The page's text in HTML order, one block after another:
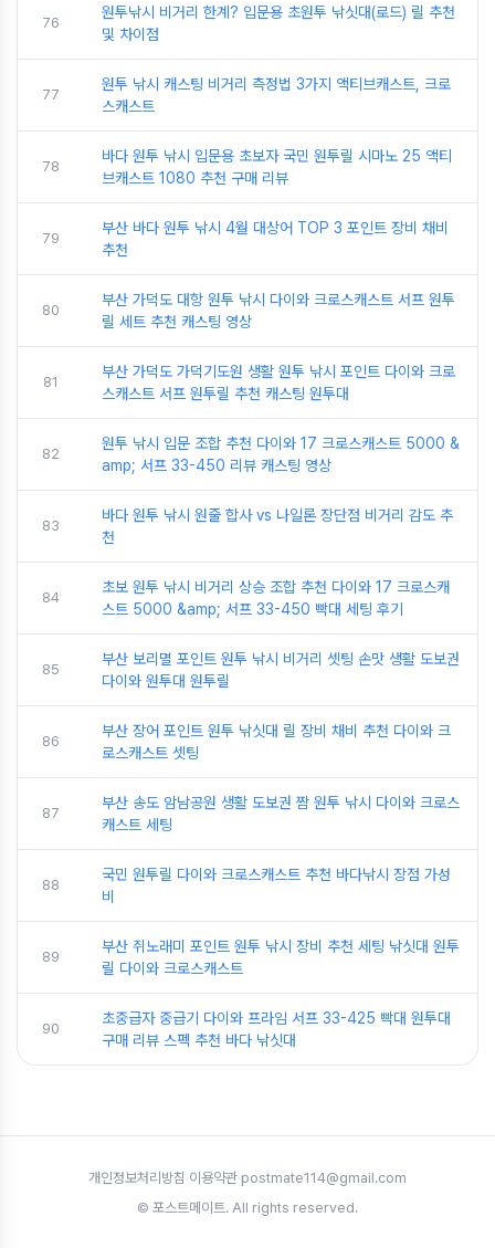
76
원투낚시 비거리 한계? 입문용 초원투 낚싯대(로드) 릴 추천
및 차이점
77
원투 낚시 캐스팅 비거리 측정법 3가지 액티브캐스트, 크로
스캐스트
78
바다 원투 낚시 입문용 초보자 국민 원투릴 시마노 25 액티
브캐스트 1080 추천 구매 리뷰
79
부산 바다 원투 낚시 4월 대상어 TOP 3 포인트 장비 채비
추천
80
부산 가덕도 대항 원투 낚시 다이와 크로스캐스트 서프 원투
릴 세트 추천 캐스팅 영상
81
부산 가덕도 가덕기도원 생활 원투 낚시 포인트 다이와 크로
스캐스트 서프 원투릴 추천 캐스팅 원투대
82
원투 낚시 입문 조합 추천 다이와 17 크로스캐스트 5000 &
amp; 서프 33-450 리뷰 캐스팅 영상
83
바다 원투 낚시 원줄 합사 vs 나일론 장단점 비거리 감도 추
천
84
초보 원투 낚시 비거리 상승 조합 추천 다이와 17 크로스캐
스트 5000 &amp; 서프 33-450 빡대 세팅 후기
85
부산 보리멸 포인트 원투 낚시 비거리 셋팅 손맛 생활 도보권
다이와 원투대 원투릴
86
부산 장어 포인트 원투 낚싯대 릴 장비 채비 추천 다이와 크
로스캐스트 셋팅
87
부산 송도 암남공원 생활 도보권 짬 원투 낚시 다이와 크로스
캐스트 세팅
88
국민 원투릴 다이와 크로스캐스트 추천 바다낚시 장점 가성
비
89
부산 쥐노래미 포인트 원투 낚시 장비 추천 세팅 낚싯대 원투
릴 다이와 크로스캐스트
90
초중급자 중급기 다이와 프라임 서프 33-425 빡대 원투대
구매 리뷰 스펙 추천 바다 낚싯대
개인정보처리방침 ·이용약관·postmate114@gmail.com
© 포스트메이트. All rights reserved.